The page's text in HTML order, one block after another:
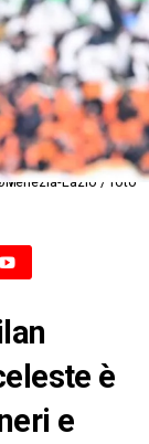
è
e